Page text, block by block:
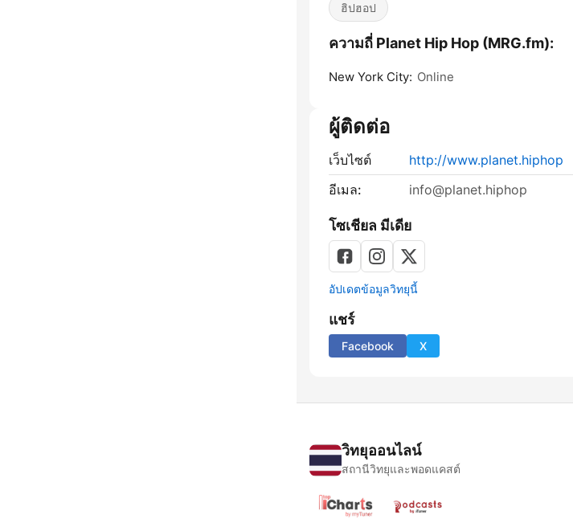
ฮิปฮอป
ความถี่ Planet Hip Hop (MRG.fm):
New York City: Online
ผู้ติดต่อ
เว็บไซต์
http://www.planet.hiphop
อีเมล:
info@planet.hiphop
โซเชียล มีเดีย
อัปเดตข้อมูลวิทยุนี้
แชร์
Facebook X
วิทยุออนไลน์
สถานีวิทยุและพอดแคสต์